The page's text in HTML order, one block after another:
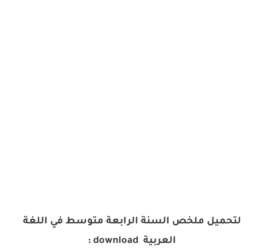
لتحميل ملخص السنة الرابعة متوسط في اللغة
العربية download :